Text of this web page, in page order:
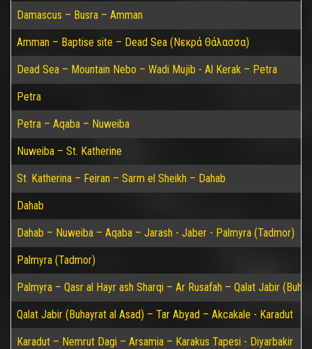
Damascus – Busra – Amman
Amman – Baptise site – Dead Sea (Νεκρά Θάλασσα)
Dead Sea – Mountain Nebo – Wadi Mujib - Al Kerak – Petra
Petra
Petra – Aqaba – Nuweiba
Nuweiba – St. Katherine
St. Katherina – Feiran – Sarm el Sheikh – Dahab
Dahab
Dahab – Nuweiba – Aqaba – Jarash - Jaber - Palmyra (Tadmor)
Palmyra (Tadmor)
Palmyra – Qasr al Hayr ash Sharqi – Ar Rusafah – Qalat Jabir
Qalat Jabir (Buhayrat al Asad) – Tar Abyad – Akcakale - Karadut
Karadut – Nemrut Dagi – Arsamia – Karakus Tapesi - Diyarbakir